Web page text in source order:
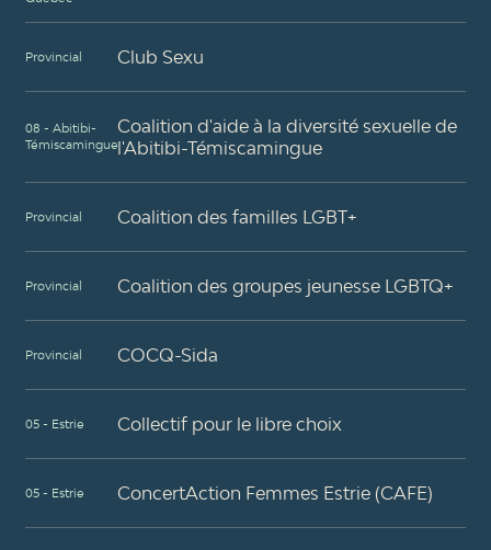
Provincial Club Sexu
08 - Abitibi-
Témiscamingue
Coalition d'aide à la diversité sexuelle de
l'Abitibi-Témiscamingue
Provincial Coalition des familles LGBT+
Provincial Coalition des groupes jeunesse LGBTQ+
Provincial COCQ-Sida
05 - Estrie Collectif pour le libre choix
05 - Estrie ConcertAction Femmes Estrie (CAFE)